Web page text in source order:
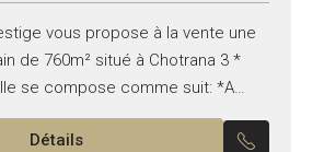
vous propose à la vente une
de 760m² situé à Chotrana 3 *
se compose comme suit: *A
Détails